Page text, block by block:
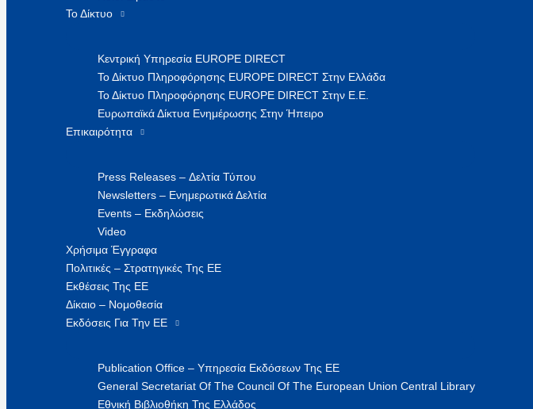
Το Δίκτυο
Κεντρική Υπηρεσία EUROPE DIRECT
Το Δίκτυο Πληροφόρησης EUROPE DIRECT Στην Ελλάδα
Το Δίκτυο Πληροφόρησης EUROPE DIRECT Στην Ε.Ε.
Ευρωπαϊκά Δίκτυα Ενημέρωσης Στην Ήπειρο
Επικαιρότητα
Press Releases – Δελτία Τύπου
Newsletters – Ενημερωτικά Δελτία
Events – Εκδηλώσεις
Video
Χρήσιμα Έγγραφα
Πολιτικές – Στρατηγικές Της ΕΕ
Εκθέσεις Της ΕΕ
Δίκαιο – Νομοθεσία
Εκδόσεις Για Την ΕΕ
Publication Office – Υπηρεσία Εκδόσεων Της ΕΕ
General Secretariat Of The Council Of The European Union Central Library
Εθνική Βιβλιοθήκη Της Ελλάδος